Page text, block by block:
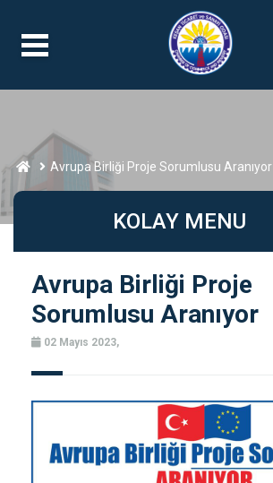
Avrupa Birliği Proje Sorumlusu Aranıyor
KOLAY MENU
Avrupa Birliği Proje
Sorumlusu Aranıyor
02 Mayıs 2023,